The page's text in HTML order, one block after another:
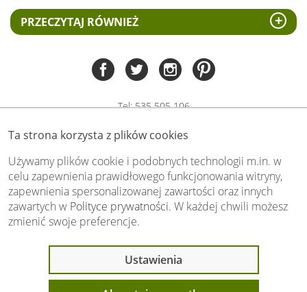
Ta strona korzysta z plików cookies
Używamy plików cookie i podobnych technologii m.in. w
celu zapewnienia prawidłowego funkcjonowania witryny,
zapewnienia spersonalizowanej zawartości oraz innych
zawartych w Polityce prywatności. W każdej chwili możesz
zmienić swoje preferencje.
Ustawienia
PRZECZYTAJ RÓWNIEŻ
Tel:535 505 106
biuro@swiat-obrazow.pl
Copyright by swiat-obrazow.pl 2026,
Wszelkie prawa zastrzeżone
Stronę oceniło już13702osób.
Otrzymaliśmy4.89pkt. na 5możliwych.
Oceń nas również Ty:
oglądało ten produkt